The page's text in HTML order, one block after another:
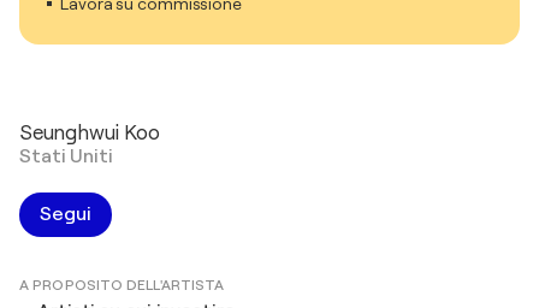
Seunghwui Koo
Stati Uniti
Segui
A PROPOSITO DELL'ARTISTA